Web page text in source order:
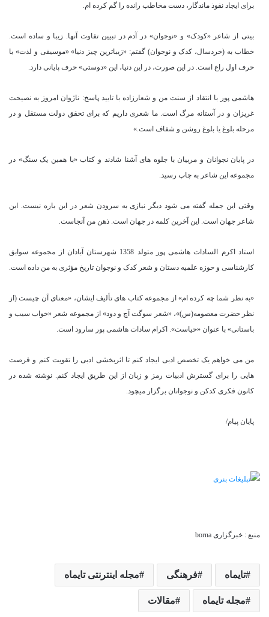
برای ایجاد نفوذ ماندگار، دست مخاطب رانده را گم کرده ام.
بیتی از شاعر «کودک» و «نوجوان» در آدم در تبیین تفاوت آنها. زیبا و ساده است.
خطاب به (خردسال، کدک و نوجوان) گفتم: «زیباترین چیز دنیا» «موسیقی و لذت» با
حرف اول راع است. در این صورت، در این دنیا، این «دوستی» حرف پایانی دارد.
هاشمی پور با انتقاد از سنت من و شعارزاده با تایید پاسخ: ناژوان امروز به نصیحت
غریزان و در آستانه مرگ است. ما شعری داریم که برای تحقق دولت مستقل و در
مرحله بلوغ یا بلوغ روشن و شفاف است.»
در پایان نجوانان و مربیان با جلوه های آشنا شادند و کتاب «با همین یک سنگ» در
مجموعه این شاعر به چاپ رسید.
وقتی این جمله گفته می شود دیگر نیازی به سرودن شعر در این باره نیست. این
شاعر جهان است. این آخرین کلمه در جهان است. ذهن من آنجاست.
استاد اکرم السادات هاشمی پور متولد 1358 شهرستان آبادان از مجموعه سوابق
کارشناسی و حوزه علمیه دستان و شعر کدک و نوجوان تاریخ مؤثری به من داده است.
«به نظر شما چه کرده ام» از مجموعه کتاب های تألیف ایشان، «معنای آن چیست (از
نظر حضرت معصومه(س)»، «شعر سوگت آچ و دود» از مجموعه شعر «خواب سیب و
باستانی» با عنوان «حیاست». اکرام سادات هاشمی پور سارود است.
من می خواهم یک تخصص ادبی ایجاد کنم تا اثربخشی ادبی را تقویت کنم و فرصت
هایی را برای گسترش ادبیات رمز و زبان از این طریق ایجاد کنم. نوشته شده در
کانون فکری کدکن و نوجوانان برگزار میچود.
پایان پیام/
منبع : خبرگزاری borna
تایماه فرهنگی مجله اینترنتی تایماه
مجله تایماه مقالات